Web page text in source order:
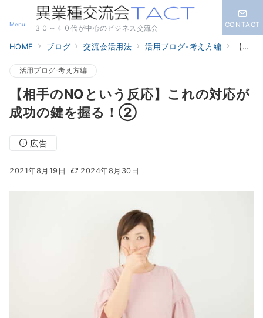
Menu
３０～４０代が中心のビジネス交流会 CONTACT
HOME ブログ 交流会活用法 活用ブログ-考え方編 【相手のNOという反応】これの対応が成功の鍵を握る！②
活用ブログ-考え方編
【相手のNOという反応】これの対応が
成功の鍵を握る！②
広告
2021年8月19日 2024年8月30日